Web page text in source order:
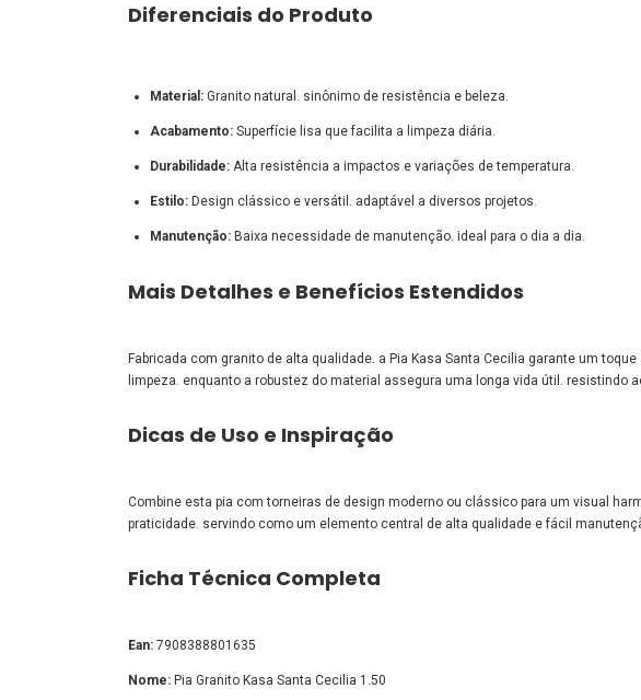
Diferenciais do Produto
Material: Granito natural. sinônimo de resistência e beleza.
Acabamento: Superfície lisa que facilita a limpeza diária.
Durabilidade: Alta resistência a impactos e variações de temperatura.
Estilo: Design clássico e versátil. adaptável a diversos projetos.
Manutenção: Baixa necessidade de manutenção. ideal para o dia a dia.
Mais Detalhes e Benefícios Estendidos
Fabricada com granito de alta qualidade. a Pia Kasa Santa Cecilia garante um
limpeza. enquanto a robustez do material assegura uma longa vida útil. resistindo
Dicas de Uso e Inspiração
Combine esta pia com torneiras de design moderno ou clássico para um visual
praticidade. servindo como um elemento central de alta qualidade e fácil
Ficha Técnica Completa
Ean: 7908388801635
Nome: Pia Granito Kasa Santa Cecilia 1.50